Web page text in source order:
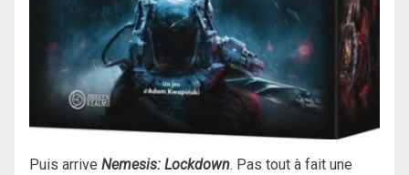
Puis arrive Nemesis: Lockdown. Pas tout à fait une